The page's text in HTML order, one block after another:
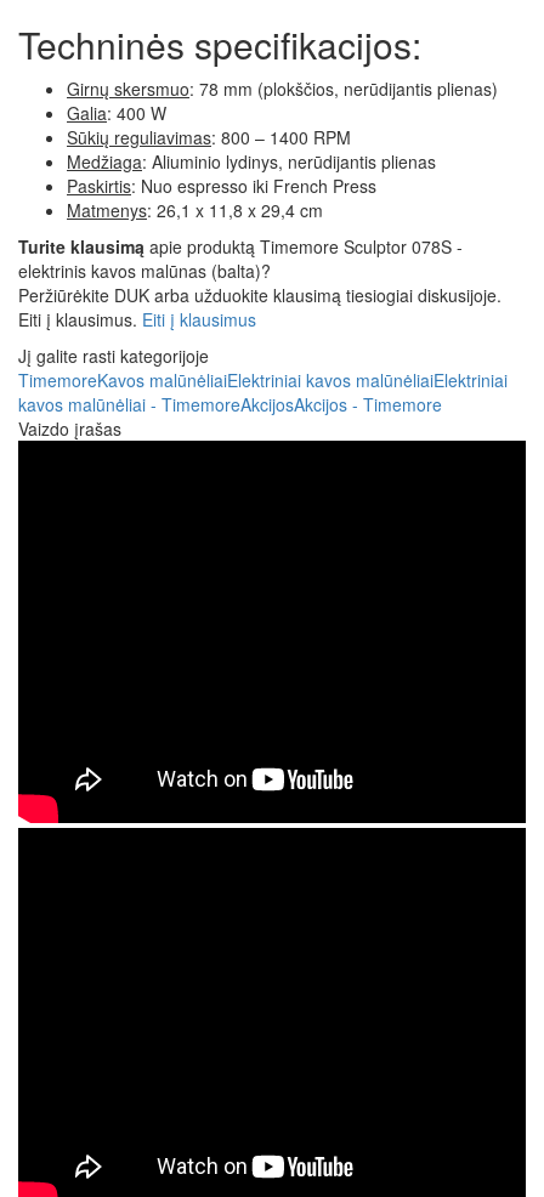
Techninės specifikacijos:
Girnų skersmuo: 78 mm (plokščios, nerūdijantis plienas)
Galia: 400 W
Sūkių reguliavimas: 800 – 1400 RPM
Medžiaga: Aliuminio lydinys, nerūdijantis plienas
Paskirtis: Nuo espresso iki French Press
Matmenys: 26,1 x 11,8 x 29,4 cm
Turite klausimą apie produktą Timemore Sculptor 078S -
elektrinis kavos malūnas (balta)?
Peržiūrėkite DUK arba užduokite klausimą tiesiogiai diskusijoje.
Eiti į klausimus. Eiti į klausimus
Jį galite rasti kategorijoje
TimemoreKavos malūnėliaiElektriniai kavos malūnėliaiElektriniai
kavos malūnėliai - TimemoreAkcijosAkcijos - Timemore
Vaizdo įrašas